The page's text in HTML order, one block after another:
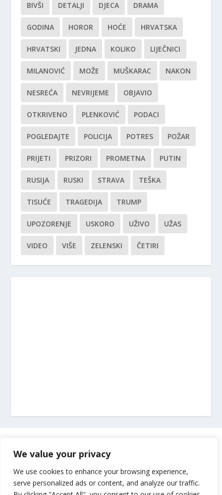
We value your privacy
We use cookies to enhance your browsing experience,
serve personalized ads or content, and analyze our traffic.
BIVŠI DETALJI DJECA DRAMA
GODINA HOROR HOĆE HRVATSKA
HRVATSKI JEDNA KOLIKO LIJEČNICI
MILANOVIĆ MOŽE MUŠKARAC NAKON
NESREĆA NEVRIJEME OBJAVIO
OTKRIVENO PLENKOVIĆ PODACI
POGLEDAJTE POLICIJA POTRES POŽAR
PRIJETI PRIZORI PROMETNA PUTIN
RUSIJA RUSKI STRAVA TEŠKA
TISUĆE TRAGEDIJA TRUMP
UPOZORENJE USKORO UŽIVO UŽAS
VIDEO VIŠE ZELENSKI ČETIRI
Impressum